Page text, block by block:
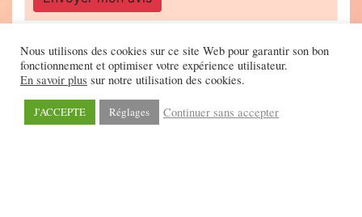
Nous utilisons des cookies sur ce site Web pour garantir son bon
fonctionnement et optimiser votre expérience utilisateur.
En savoir plus sur notre utilisation des cookies.
J'ACCEPTE Réglages Continuer sans accepter